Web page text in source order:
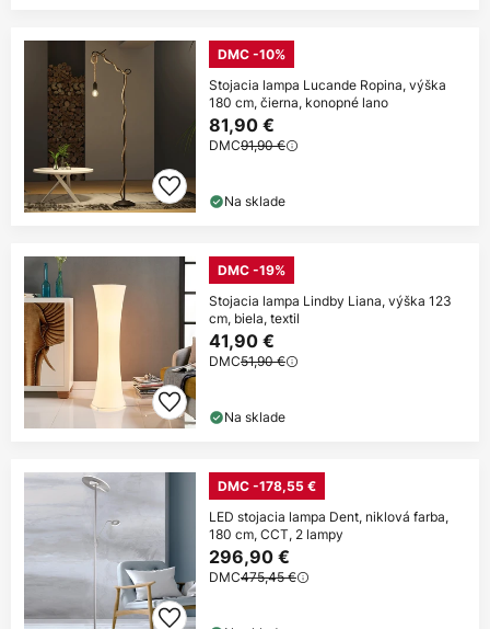
DMC -10%
Stojacia lampa Lucande Ropina, výška
180 cm, čierna, konopné lano
81,90 €
DMC91,90 €
Na sklade
DMC -19%
Stojacia lampa Lindby Liana, výška 123
cm, biela, textil
41,90 €
DMC51,90 €
Na sklade
DMC -178,55 €
LED stojacia lampa Dent, niklová farba,
180 cm, CCT, 2 lampy
296,90 €
DMC475,45 €